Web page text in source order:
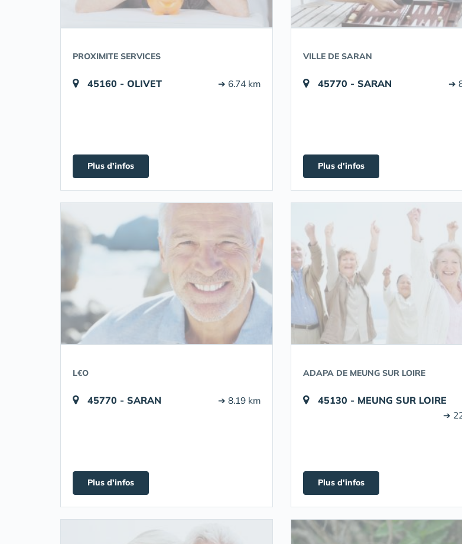
PROXIMITE SERVICES
45160 - OLIVET ➔ 6.74 km
Plus d'infos
VILLE DE SARAN
45770 - SARAN ➔
Plus d'infos
L€O
45770 - SARAN ➔ 8.19 km
Plus d'infos
ADAPA DE MEUNG SUR LOIRE
45130 - MEUNG SUR LOIRE
➔
Plus d'infos